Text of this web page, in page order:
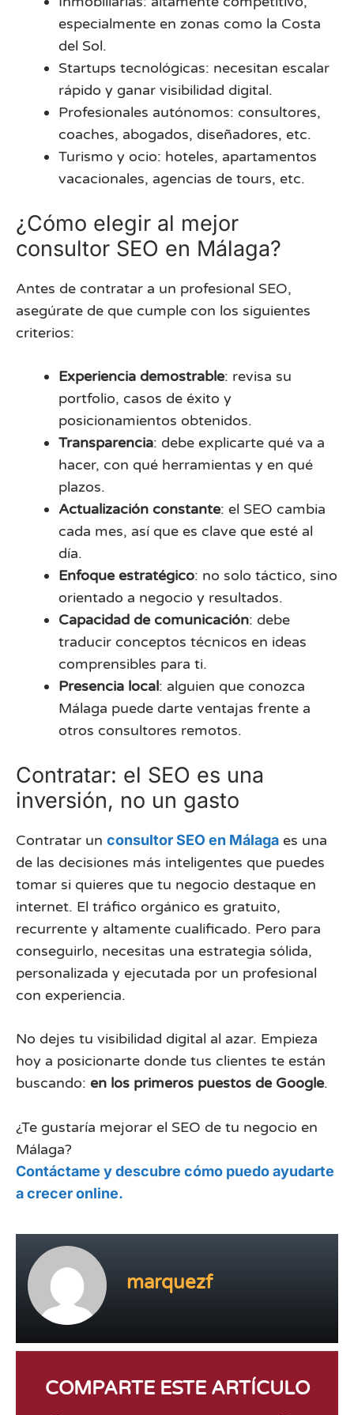
especialmente en zonas como la Costa
del Sol.
Startups tecnológicas: necesitan escalar
rápido y ganar visibilidad digital.
Profesionales autónomos: consultores,
coaches, abogados, diseñadores, etc.
Turismo y ocio: hoteles, apartamentos
vacacionales, agencias de tours, etc.
¿Cómo elegir al mejor
consultor SEO en Málaga?
Antes de contratar a un profesional SEO,
asegúrate de que cumple con los siguientes
criterios:
Experiencia demostrable: revisa su
portfolio, casos de éxito y
posicionamientos obtenidos.
Transparencia: debe explicarte qué va a
hacer, con qué herramientas y en qué
plazos.
Actualización constante: el SEO cambia
cada mes, así que es clave que esté al
día.
Enfoque estratégico: no solo táctico, sino
orientado a negocio y resultados.
Capacidad de comunicación: debe
traducir conceptos técnicos en ideas
comprensibles para ti.
Presencia local: alguien que conozca
Málaga puede darte ventajas frente a
otros consultores remotos.
Contratar: el SEO es una
inversión, no un gasto
Contratar un consultor SEO en Málaga es una
de las decisiones más inteligentes que puedes
tomar si quieres que tu negocio destaque en
internet. El tráfico orgánico es gratuito,
recurrente y altamente cualificado. Pero para
conseguirlo, necesitas una estrategia sólida,
personalizada y ejecutada por un profesional
con experiencia.
No dejes tu visibilidad digital al azar. Empieza
hoy a posicionarte donde tus clientes te están
buscando: en los primeros puestos de Google.
¿Te gustaría mejorar el SEO de tu negocio en
Málaga?
Contáctame y descubre cómo puedo ayudarte
a crecer online.
marquezf
COMPARTE ESTE ARTÍCULO